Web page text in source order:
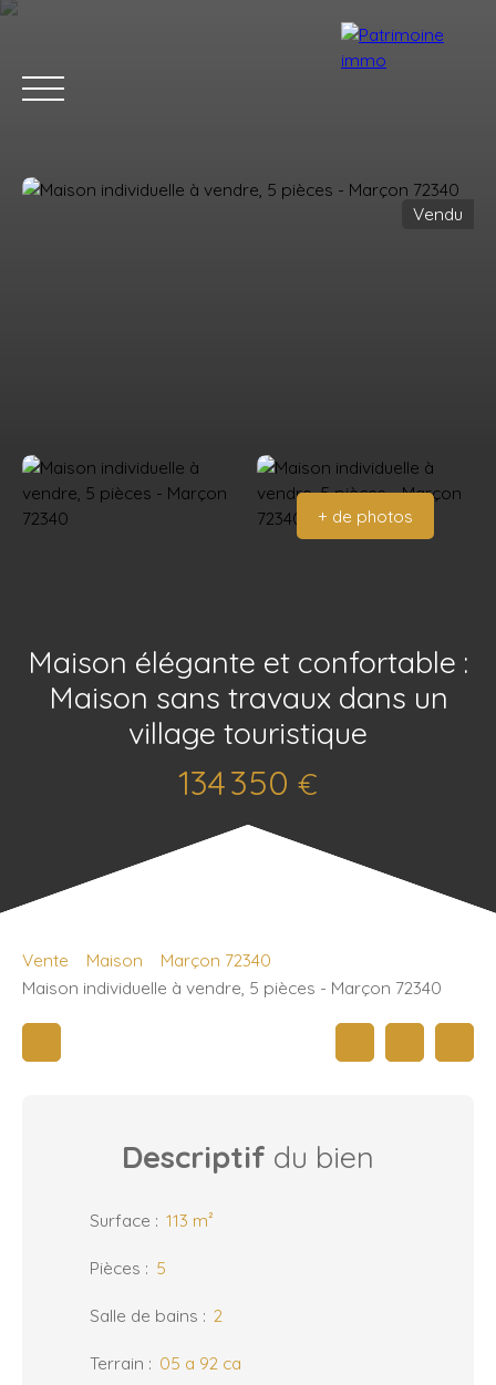
Estimation
Vendu
+ de photos
Maison élégante et confortable :
Maison sans travaux dans un
village touristique
134 350 €
Vente Maison
Marçon 72340
Maison individuelle à vendre, 5 pièces - Marçon 72340
Descriptif du bien
Surface : 113 m²
Pièces : 5
Salle de bains : 2
Terrain : 05 a 92 ca